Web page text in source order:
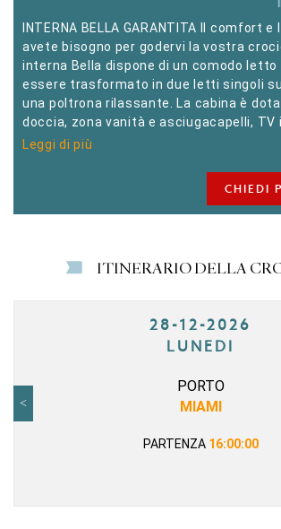
INTERNA BELLA GARANTITA Il comfort
avete bisogno per godervi la vostra
interna Bella dispone di un comodo letto
essere trasformato in due letti singoli
una poltrona rilassante. La cabina è
doccia, zona vanità e asciugacapelli,
telefono, cassaforte e mini-bar.
Leggi di più
CHIEDI
ITINERARIO DELLA
28-12-2026
LUNEDI
PORTO
MIAMI
PARTENZA 16:00:00
<